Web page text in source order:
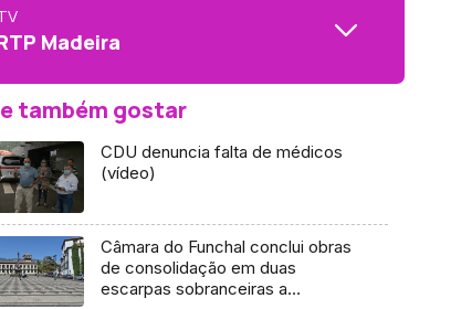
Madeira
também gostar
CDU denuncia falta de médicos
(vídeo)
Câmara do Funchal conclui obras
de consolidação em duas
escarpas sobranceiras a